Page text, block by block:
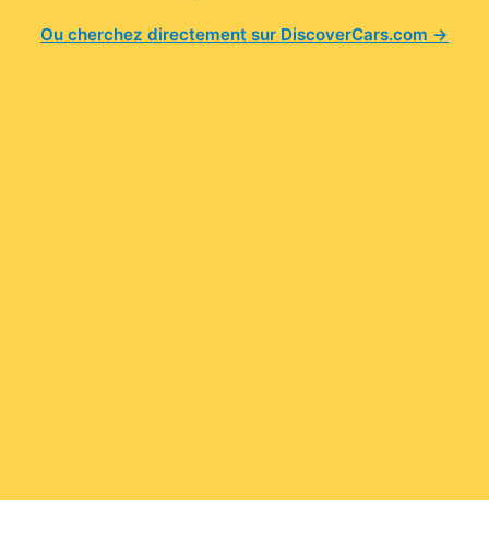
Ou cherchez directement sur DiscoverCars.com →